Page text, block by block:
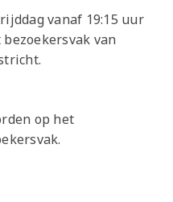
vanaf 19:15 uur
van
op het